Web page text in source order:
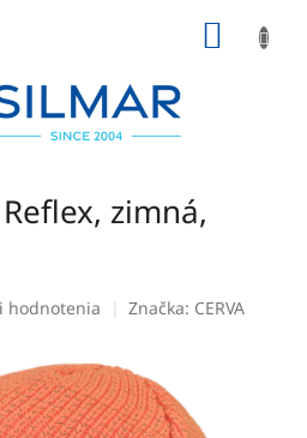
Reflex, zimná,
hodnotenia Značka: CERVA